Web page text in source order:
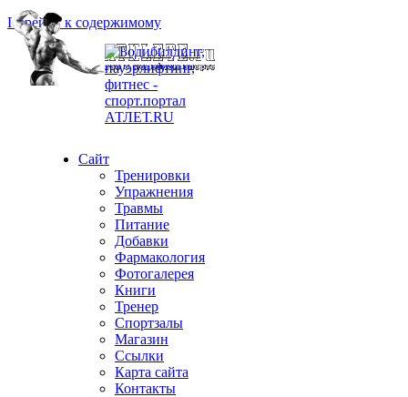
Перейти к содержимому
Сайт
Тренировки
Упражнения
Травмы
Питание
Добавки
Фармакология
Фотогалерея
Книги
Тренер
Спортзалы
Магазин
Ссылки
Карта сайта
Контакты